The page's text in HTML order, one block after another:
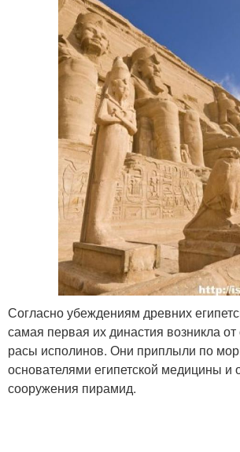
Согласно убеждениям древних
самая первая их династия возникла
расы исполинов. Они приплыли по
основателями египетской медицины и
сооружения пирамид.